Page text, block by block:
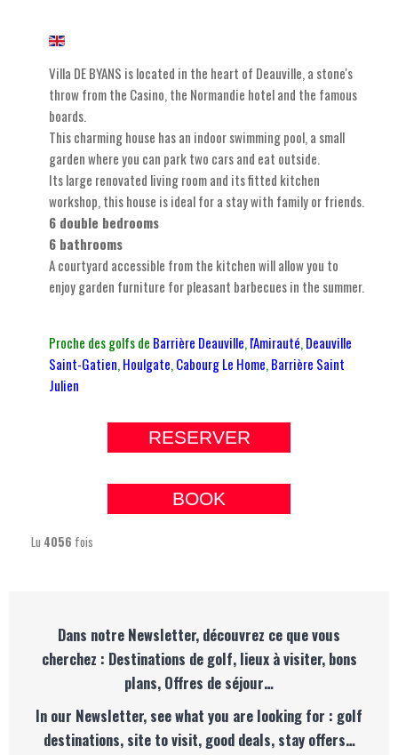
Villa DE BYANS is located in the heart of Deauville, a stone's
throw from the Casino, the Normandie hotel and the famous
boards.
This charming house has an indoor swimming pool, a small
garden where you can park two cars and eat outside.
Its large renovated living room and its fitted kitchen
workshop, this house is ideal for a stay with family or friends.
6 double bedrooms
6 bathrooms
A courtyard accessible from the kitchen will allow you to
enjoy garden furniture for pleasant barbecues in the summer.
Proche des golfs de Barrière Deauville,l'Amirauté,Deauville
Saint-Gatien,Houlgate,Cabourg Le Home,Barrière Saint
Julien
RESERVER
BOOK
Lu 4056 fois
Dans notre Newsletter, découvrez ce que vous
cherchez : Destinations de golf, lieux à visiter, bons
plans, Offres de séjour…
In our Newsletter, see what you are looking for : golf
destinations, site to visit, good deals, stay offers…